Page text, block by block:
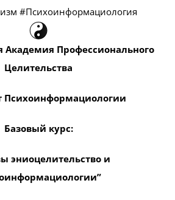
#Психоинформациология
Профессионального
Целительства
Психоинформациологии
Базовый курс:
эниоцелительство и
”